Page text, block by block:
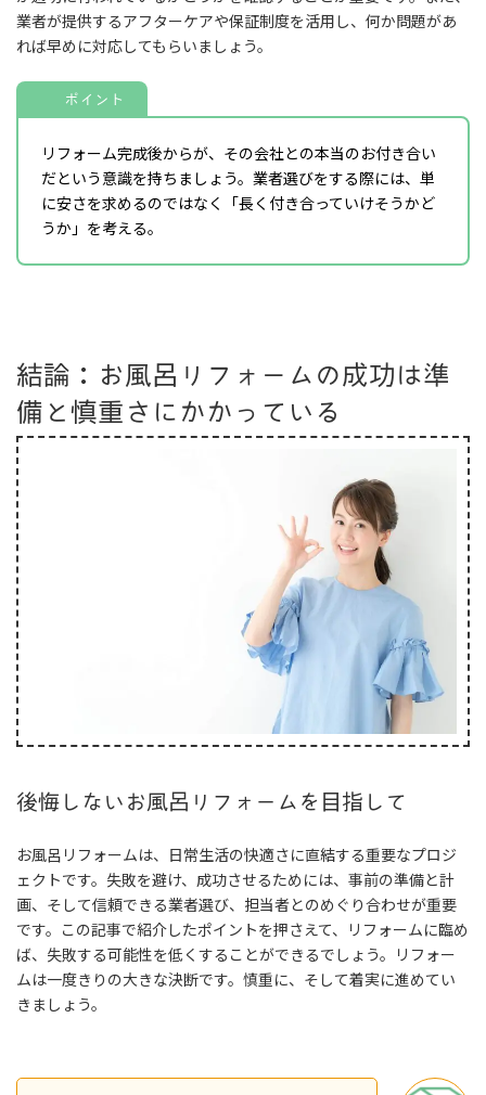
業者が提供するアフターケアや保証制度を活用し、何か問題があ
れば早めに対応してもらいましょう。
ポイント
リフォーム完成後からが、その会社との本当のお付き合い
だという意識を持ちましょう。業者選びをする際には、単
に安さを求めるのではなく「長く付き合っていけそうかど
うか」を考える。
結論：お風呂リフォームの成功は準
備と慎重さにかかっている
後悔しないお風呂リフォームを目指して
お風呂リフォームは、日常生活の快適さに直結する重要なプロジ
ェクトです。失敗を避け、成功させるためには、事前の準備と計
画、そして信頼できる業者選び、担当者とのめぐり合わせが重要
です。この記事で紹介したポイントを押さえて、リフォームに臨め
ば、失敗する可能性を低くすることができるでしょう。リフォー
ムは一度きりの大きな決断です。慎重に、そして着実に進めてい
きましょう。